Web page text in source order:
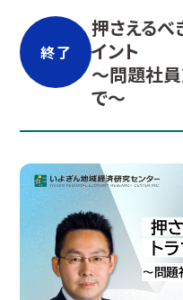
終了
押さえるべ
イント
～問題社
で～